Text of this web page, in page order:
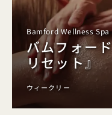
Bamford Wellness Spa
バムフォー
リセット』
ウィークリー